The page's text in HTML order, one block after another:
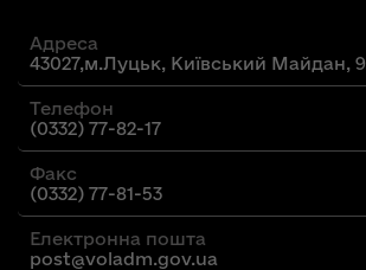
Адреса
43027,м.Луцьк, Київський Майдан, 9
Телефон
(0332) 77-82-17
Факс
(0332) 77-81-53
Електронна пошта
post@voladm.gov.ua